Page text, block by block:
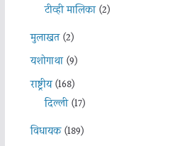
टीव्ही मालिका(2)
मुलाखत(2)
यशोगाथा(9)
राष्ट्रीय(168)
दिल्ली(17)
विधायक(189)